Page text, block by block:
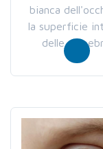
bianca
la superficie
delle